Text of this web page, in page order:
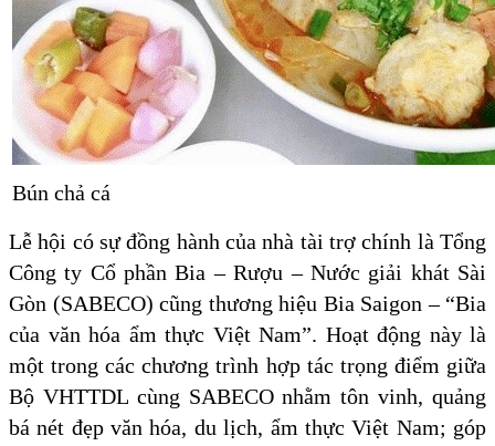
Bún chả cá
Lễ hội có sự đồng hành của nhà tài trợ chính là Tổng
Công ty Cổ phần Bia – Rượu – Nước giải khát Sài
Gòn (SABECO) cũng thương hiệu Bia Saigon – “Bia
của văn hóa ẩm thực Việt Nam”. Hoạt động này là
một trong các chương trình hợp tác trọng điểm giữa
Bộ VHTTDL cùng SABECO nhằm tôn vinh, quảng
bá nét đẹp văn hóa, du lịch, ẩm thực Việt Nam; góp